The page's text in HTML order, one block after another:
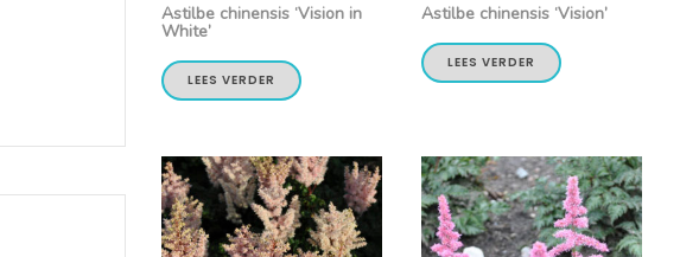
Astilbe chinensis ‘Vision in
White’
LEES VERDER
Astilbe chinensis ‘Vision’
LEES VERDER